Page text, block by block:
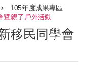
105年度成果專區
暨親子戶外活動
移民同學會